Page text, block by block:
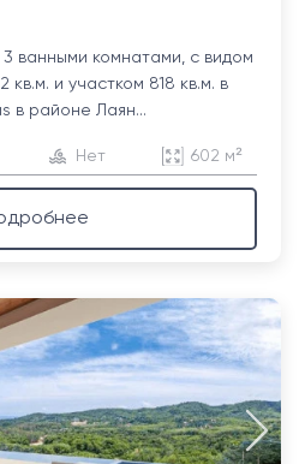
ванными комнатами, с видом
и участком 818 кв.м. в
в районе Лаян...
Нет 602 м²